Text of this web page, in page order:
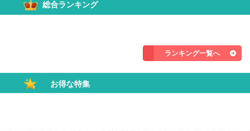
総合ランキング
ランキング一覧へ
お得な特集